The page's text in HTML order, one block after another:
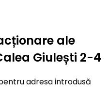
ale
Giulești 2-4
adresa introdusă